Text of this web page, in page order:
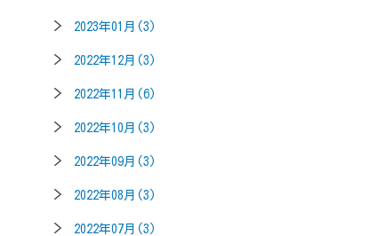
2023年01月(3)
2022年12月(3)
2022年11月(6)
2022年10月(3)
2022年09月(3)
2022年08月(3)
2022年07月(3)